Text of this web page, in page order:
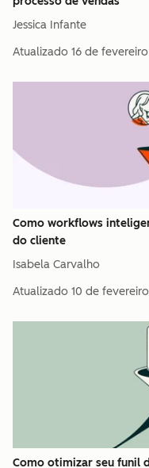
Jessica Infante
Atualizado 16 de
Como workflows
do cliente
Isabela Carvalho
Atualizado 10 de
Como otimizar seu funil